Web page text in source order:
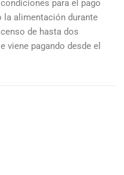
para el pago
la alimentación durante
de hasta dos
viene pagando desde el